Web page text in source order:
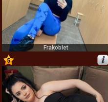
Frakoblet
5
61